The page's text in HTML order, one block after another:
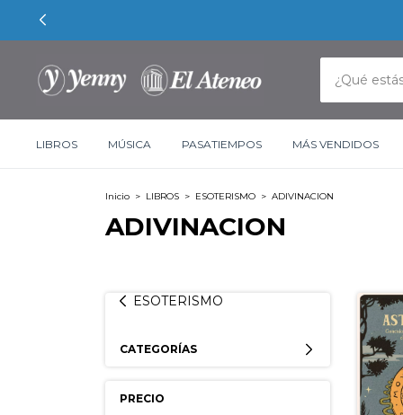
LIBROS MÚSICA PASATIEMPOS MÁS VENDIDOS
Inicio > LIBROS > ESOTERISMO > ADIVINACION
ADIVINACION
ESOTERISMO
CATEGORÍAS
PRECIO